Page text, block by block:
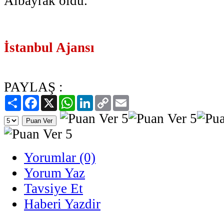
İstanbul Ajansı
PAYLAŞ :
PaylaşFacebook
X WhatsAppLinkedIn
Copy
Link
Yorumlar (0)
Yorum Yaz
Tavsiye Et
Haberi Yazdir